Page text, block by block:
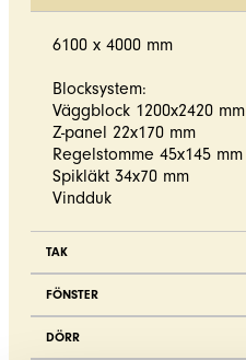
6100 x 4000 mm
Blocksystem:
Väggblock 1200x2420 mm
Z-panel 22x170 mm
Regelstomme 45x145 mm
Spikläkt 34x70 mm
Vindduk
TAK
FÖNSTER
DÖRR